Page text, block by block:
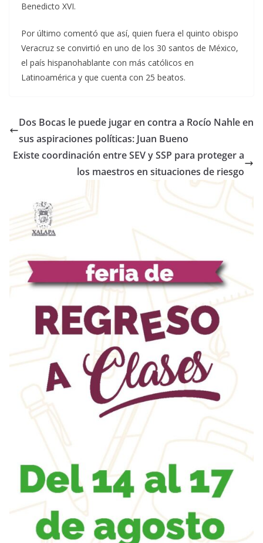
Benedicto XVI.
Por último comentó que así, quien fuera el quinto obispo
Veracruz se convirtió en uno de los 30 santos de México,
el país hispanohablante con más católicos en
Latinoamérica y que cuenta con 25 beatos.
Dos Bocas le puede jugar en contra a Rocío Nahle en
sus aspiraciones políticas: Juan Bueno
Existe coordinación entre SEV y SSP para proteger a
los maestros en situaciones de riesgo